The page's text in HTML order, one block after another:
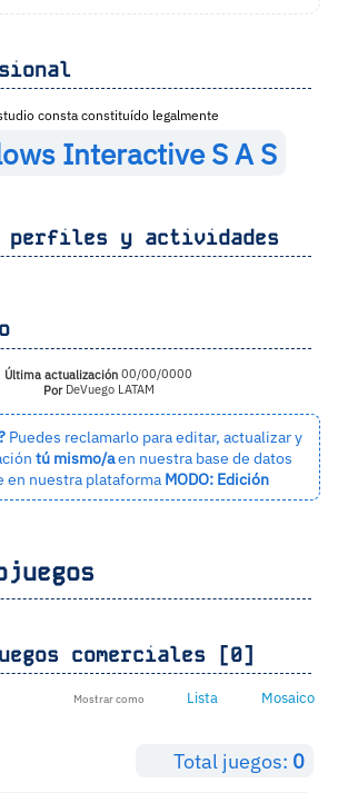
consta constituído legalmente
Interactive S A S
y actividades
Última actualización 00/00/0000
PorDeVuego LATAM
Puedes reclamarlo para editar, actualizar y
tú mismo/aen nuestra base de datos
en nuestra plataforma MODO: Edición
comerciales [0]
Mostrar como Lista Mosaico
Total juegos: 0